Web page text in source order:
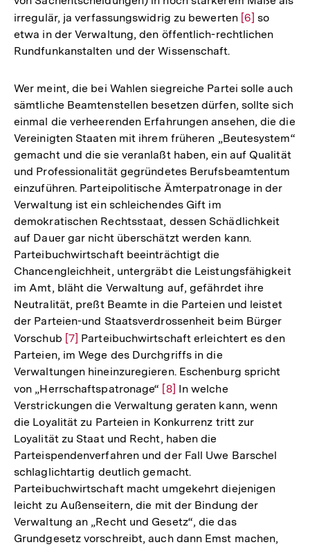
irregulär, ja verfassungswidrig zu bewerten Zur
Auflösung
[6] so
etwa in der Verwaltung, den öffentlich-rechtlichen
Rundfunkanstalten und der Wissenschaft.
Wer meint, die bei Wahlen siegreiche Partei solle auch
sämtliche Beamtenstellen besetzen dürfen, sollte sich
einmal die verheerenden Erfahrungen ansehen, die die
Vereinigten Staaten mit ihrem früheren „Beutesystem“
gemacht und die sie veranlaßt haben, ein auf Qualität
und Professionalität gegründetes Berufsbeamtentum
einzuführen. Parteipolitische Ämterpatronage in der
Verwaltung ist ein schleichendes Gift im
demokratischen Rechtsstaat, dessen Schädlichkeit
auf Dauer gar nicht überschätzt werden kann.
Parteibuchwirtschaft beeinträchtigt die
Chancengleichheit, untergräbt die Leistungsfähigkeit
im Amt, bläht die Verwaltung auf, gefährdet ihre
Neutralität, preßt Beamte in die Parteien und leistet
der Parteien-und Staatsverdrossenheit beim Bürger
Vorschub Zur
Auflösung
der
Fußnote
[7] Parteibuchwirtschaft erleichtert es den
Parteien, im Wege des Durchgriffs in die
Verwaltungen hineinzuregieren. Eschenburg spricht
von „Herrschaftspatronage“ Zur
Auflösung
der
Fußnote
[8] In welche
Verstrickungen die Verwaltung geraten kann, wenn
die Loyalität zu Parteien in Konkurrenz tritt zur
Loyalität zu Staat und Recht, haben die
Parteispendenverfahren und der Fall Uwe Barschel
schlaglichtartig deutlich gemacht.
Parteibuchwirtschaft macht umgekehrt diejenigen
leicht zu Außenseitern, die mit der Bindung der
Verwaltung an „Recht und Gesetz“, die das
Grundgesetz vorschreibt, auch dann Emst machen,